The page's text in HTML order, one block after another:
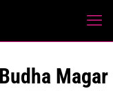
Magar